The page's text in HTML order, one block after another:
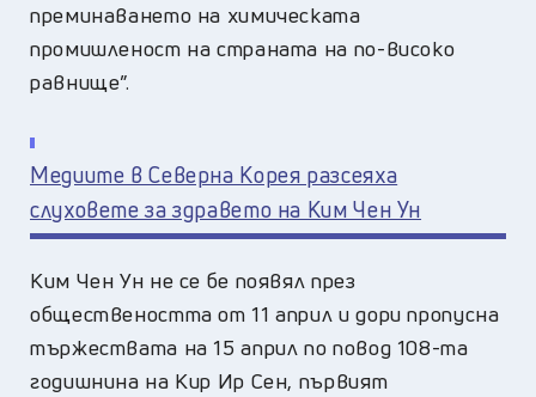
преминаването на химическата
промишленост на страната на по-високо
равнище”.
Медиите в Северна Корея разсеяха
слуховете за здравето на Ким Чен Ун
Ким Чен Ун не се бе появял през
обществеността от 11 април и дори пропусна
тържествата на 15 април по повод 108-та
годишнина на Кир Ир Сен, първият